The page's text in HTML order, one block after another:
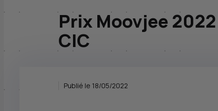
Prix Moovjee
CIC
Publié le 18/05/2022